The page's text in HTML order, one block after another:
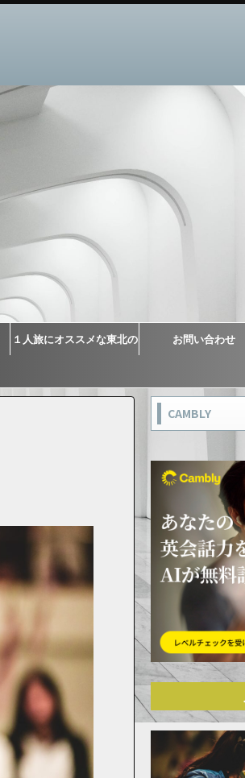
１人旅にオススメな東北の お問い合わせ
CAMBLY